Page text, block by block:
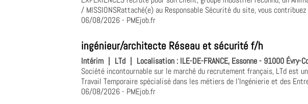
/ MISSIONSRattaché(e) au Responsable Sécurité du site, vous
06/08/2026- PMEjob.fr
ingénieur/architecte Réseau et sécurité f/h
Intérim LTd Localisation : ILE-DE-FRANCE, Essonne - 91000 Évry-
Société incontournable sur le marché du recrutement français, LTd est
Travail Temporaire spécialisé dans les métiers de l'Ingénierie et des
06/08/2026- PMEjob.fr